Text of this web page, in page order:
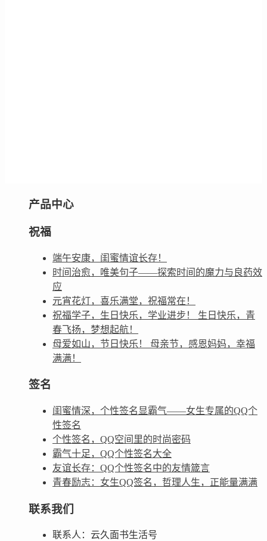
产品中心
祝福
端午安康，闺蜜情谊长存！
时间治愈，唯美句子——探索时间的魔力与良药效
应
元宵花灯，喜乐满堂，祝福常在！
祝福学子，生日快乐，学业进步！ 生日快乐，青
春飞扬，梦想起航！
母爱如山，节日快乐！ 母亲节，感恩妈妈，幸福
满满！
签名
闺蜜情深，个性签名显霸气——女生专属的QQ个
性签名
个性签名，QQ空间里的时尚密码
霸气十足，QQ个性签名大全
友谊长存：QQ个性签名中的友情箴言
青春励志：女生QQ签名，哲理人生，正能量满满
联系我们
联系人：云久面书生活号